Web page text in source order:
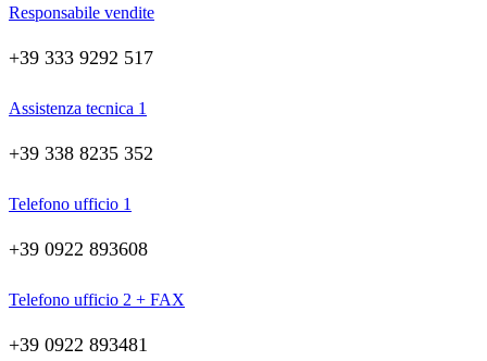
Responsabile vendite
+39 333 9292 517
Assistenza tecnica 1
+39 338 8235 352
Telefono ufficio 1
+39 0922 893608
Telefono ufficio 2 + FAX
+39 0922 893481